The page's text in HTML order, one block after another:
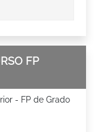
FP
- FP de Grado